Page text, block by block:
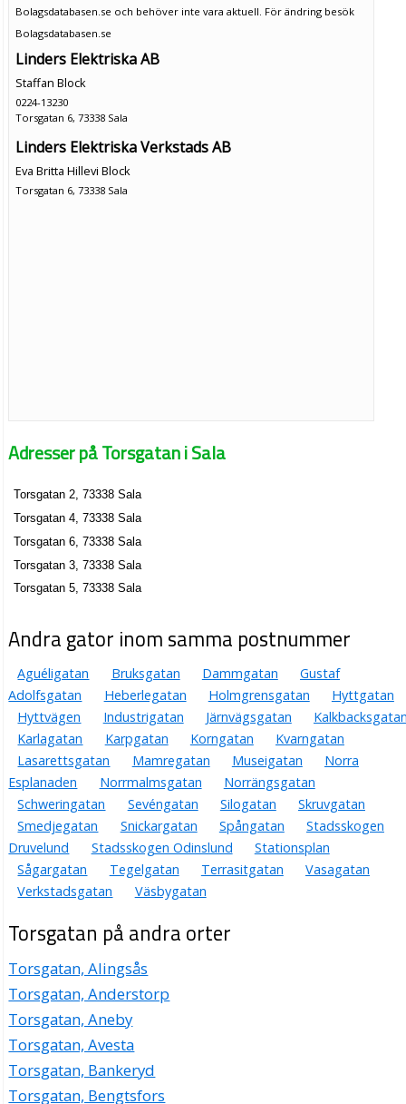
Bolagsdatabasen.se och behöver inte vara aktuell. För ändring besök
Bolagsdatabasen.se
Linders Elektriska AB
Staffan Block
0224-13230
Torsgatan 6, 73338 Sala
Linders Elektriska Verkstads AB
Eva Britta Hillevi Block
Torsgatan 6, 73338 Sala
Adresser på Torsgatan i Sala
Torsgatan 2, 73338 Sala
Torsgatan 4, 73338 Sala
Torsgatan 6, 73338 Sala
Torsgatan 3, 73338 Sala
Torsgatan 5, 73338 Sala
Andra gator inom samma postnummer
Aguéligatan Bruksgatan Dammgatan
Gustaf
Adolfsgatan
Heberlegatan Holmgrensgatan
Hyttgatan
Hyttvägen
Industrigatan Järnvägsgatan
Karlagatan
Karpgatan Korngatan
Kvarngatan
Lasarettsgatan
Mamregatan Museigatan
Norra
Esplanaden
Norrmalmsgatan
Norrängsgatan
Schweringatan
Sevéngatan Silogatan
Skruvgatan
Smedjegatan
Snickargatan Spångatan
Stadsskogen
Druvelund
Stadsskogen Odinslund
Stationsplan
Sågargatan
Tegelgatan Terrasitgatan
Vasagatan
Verkstadsgatan
Väsbygatan
Torsgatan på andra orter
Torsgatan, Alingsås
Torsgatan, Anderstorp
Torsgatan, Aneby
Torsgatan, Avesta
Torsgatan, Bankeryd
Torsgatan, Bengtsfors